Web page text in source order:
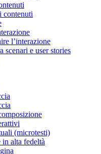
contenuti
l’interazione
scenari e user stories
(microtesti)
in alta fedeltà